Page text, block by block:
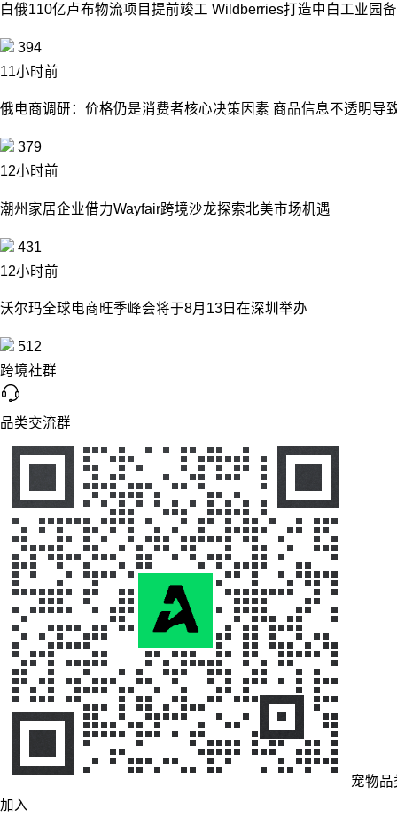
白俄110亿卢布物流项目提前竣工 Wildberries打造中白工业园
394
11小时前
俄电商调研：价格仍是消费者核心决策因素 商品信息不透明导
379
12小时前
潮州家居企业借力Wayfair跨境沙龙探索北美市场机遇
431
12小时前
沃尔玛全球电商旺季峰会将于8月13日在深圳举办
512
跨境社群
品类交流群
宠物
加入